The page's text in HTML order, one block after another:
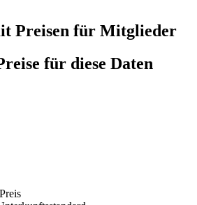
Preisen für Mitglieder
für diese Daten
Preis